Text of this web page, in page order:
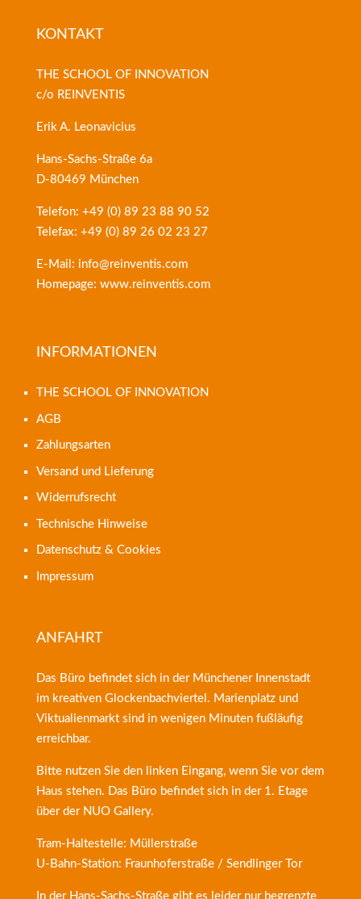
KONTAKT
THE SCHOOL OF INNOVATION
c/o REINVENTIS
Erik A. Leonavicius
Hans-Sachs-Straße 6a
D-80469 München
Telefon: +49 (0) 89 23 88 90 52
Telefax: +49 (0) 89 26 02 23 27
E-Mail: info@reinventis.com
Homepage: www.reinventis.com
INFORMATIONEN
THE SCHOOL OF INNOVATION
AGB
Zahlungsarten
Versand und Lieferung
Widerrufsrecht
Technische Hinweise
Datenschutz & Cookies
Impressum
ANFAHRT
Das Büro befindet sich in der Münchener Innenstadt
im kreativen Glockenbachviertel. Marienplatz und
Viktualienmarkt sind in wenigen Minuten fußläufig
erreichbar.
Bitte nutzen Sie den linken Eingang, wenn Sie vor dem
Haus stehen. Das Büro befindet sich in der 1. Etage
über der NUO Gallery.
Tram-Haltestelle: Müllerstraße
U-Bahn-Station: Fraunhoferstraße / Sendlinger Tor
In der Hans-Sachs-Straße gibt es leider nur begrenzte